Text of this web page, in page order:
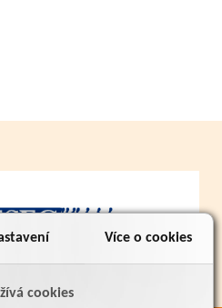
Více o cookies
cookies